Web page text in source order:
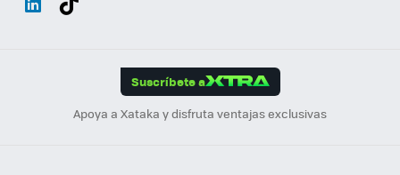
Suscríbete a
Apoya a Xataka y disfruta ventajas exclusivas